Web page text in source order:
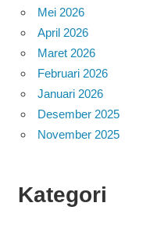
Mei 2026
April 2026
Maret 2026
Februari 2026
Januari 2026
Desember 2025
November 2025
Kategori